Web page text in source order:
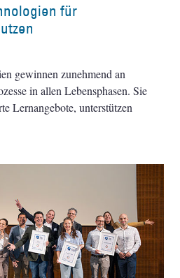
für
gewinnen zunehmend an
in allen Lebensphasen. Sie
Lernangebote, unterstützen